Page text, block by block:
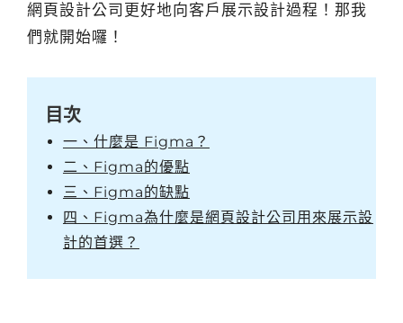
網頁設計公司更好地向客戶展示設計過程！那我
們就開始囉！
目次
一、什麼是 Figma？
二、Figma的優點
三、Figma的缺點
四、Figma為什麼是網頁設計公司用來展示設
計的首選？